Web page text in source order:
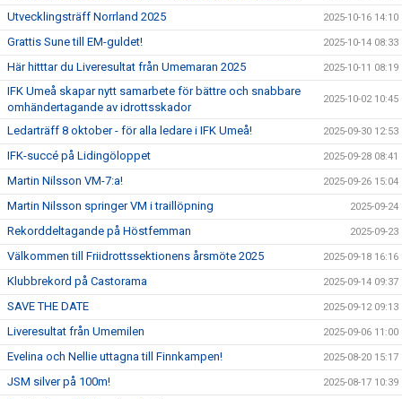
Utvecklingsträff Norrland 2025 2025-10-16 14:10
Grattis Sune till EM-guldet! 2025-10-14 08:33
Här hitttar du Liveresultat från Umemaran 2025 2025-10-11 08:19
IFK Umeå skapar nytt samarbete för bättre och snabbare
omhändertagande av idrottsskador
2025-10-02 10:45
Ledarträff 8 oktober - för alla ledare i IFK Umeå! 2025-09-30 12:53
IFK-succé på Lidingöloppet 2025-09-28 08:41
Martin Nilsson VM-7:a! 2025-09-26 15:04
Martin Nilsson springer VM i traillöpning 2025-09-24
Rekorddeltagande på Höstfemman 2025-09-23
Välkommen till Friidrottssektionens årsmöte 2025 2025-09-18 16:16
Klubbrekord på Castorama 2025-09-14 09:37
SAVE THE DATE 2025-09-12 09:13
Liveresultat från Umemilen 2025-09-06 11:00
Evelina och Nellie uttagna till Finnkampen! 2025-08-20 15:17
JSM silver på 100m! 2025-08-17 10:39